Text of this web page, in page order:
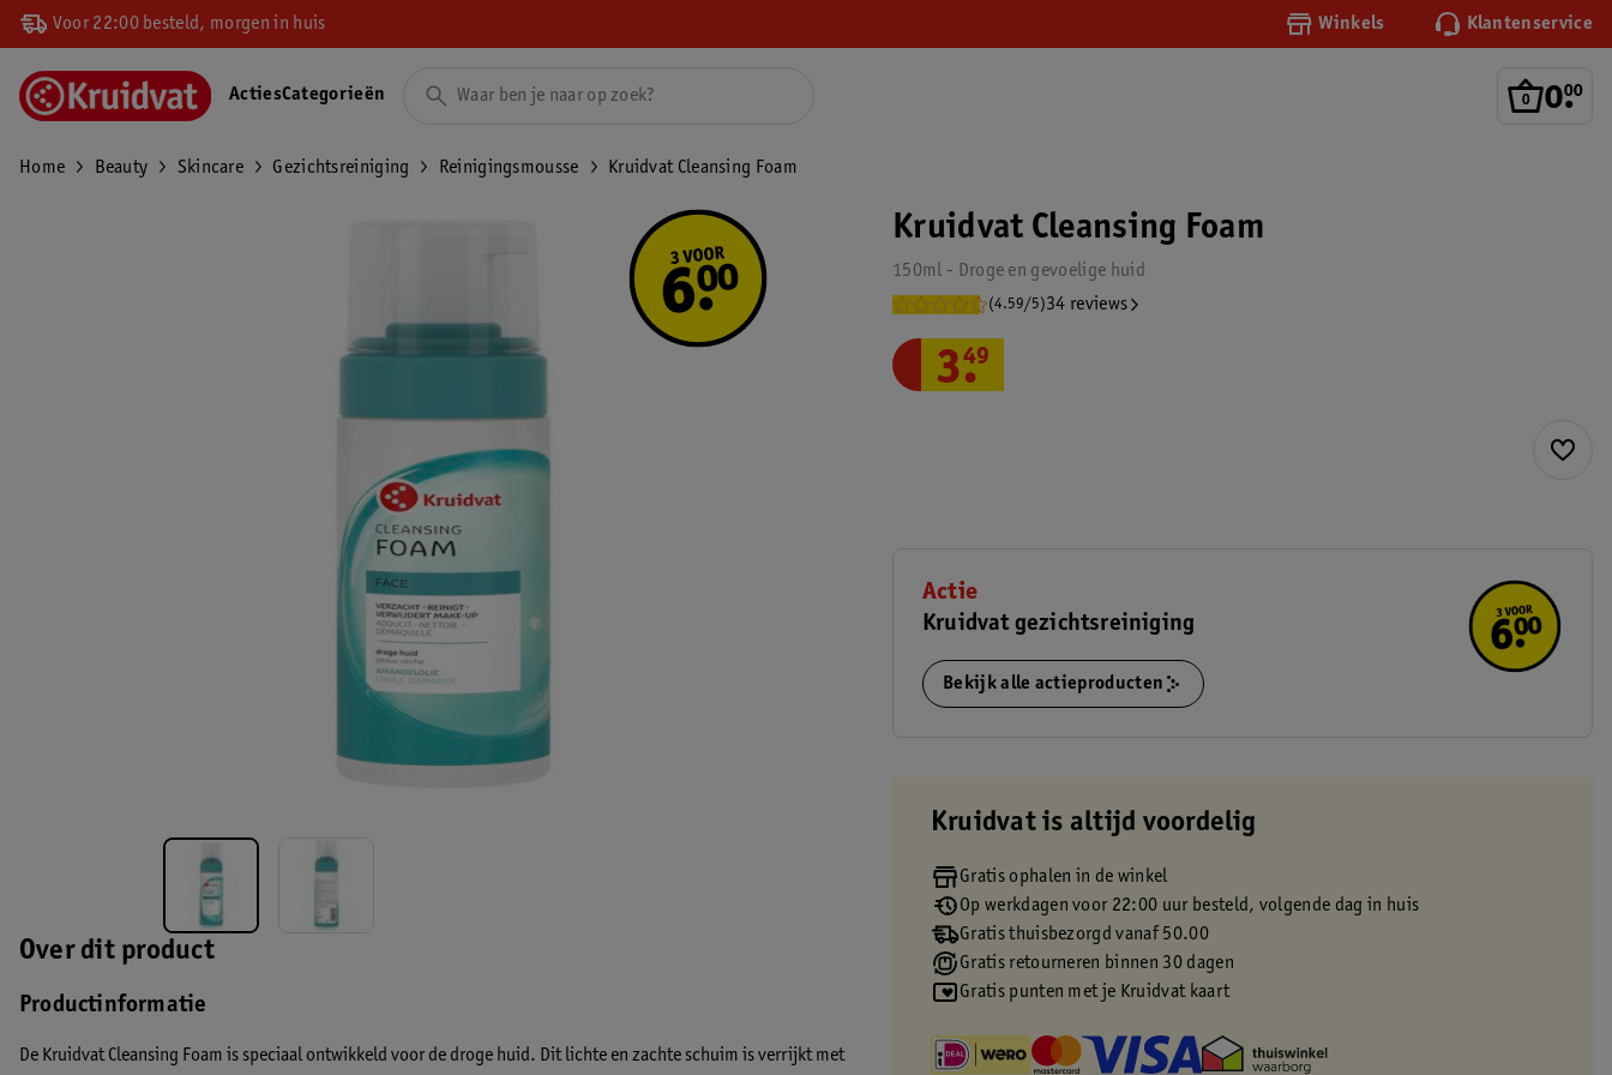
Voor 22:00 besteld, morgen in huis Winkels Klantenservice
0.
00
ActiesCategorieën
Home Beauty Skincare Gezichtsreiniging Reinigingsmousse Kruidvat Cleansing Foam
Over dit product
Productinformatie
De Kruidvat Cleansing Foam is speciaal ontwikkeld voor de droge huid. Dit lichte en zachte schuim is verrijkt met
Kruidvat Cleansing Foam
150ml - Droge en gevoelige huid
(4.59/5)34 reviews
3.
49
Actie
Kruidvat gezichtsreiniging
Bekijk alle actieproducten
Kruidvat is altijd voordelig
Gratis ophalen in de winkel
Op werkdagen voor 22:00 uur besteld, volgende dag in huis
Gratis thuisbezorgd vanaf 50.00
Gratis retourneren binnen 30 dagen
Gratis punten met je Kruidvat kaart